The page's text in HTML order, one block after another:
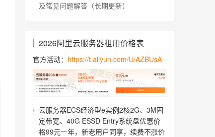
及常见问题解答（长期更新）
2026阿里云服务器租用价格表
官方活动： https://t.aliyun.com/U/AZBUsA
云服务器ECS经济型e实例2核2G、3M固
定带宽、40G ESSD Entry系统盘优惠价
格99元一年，新老用户同享，续费不涨价